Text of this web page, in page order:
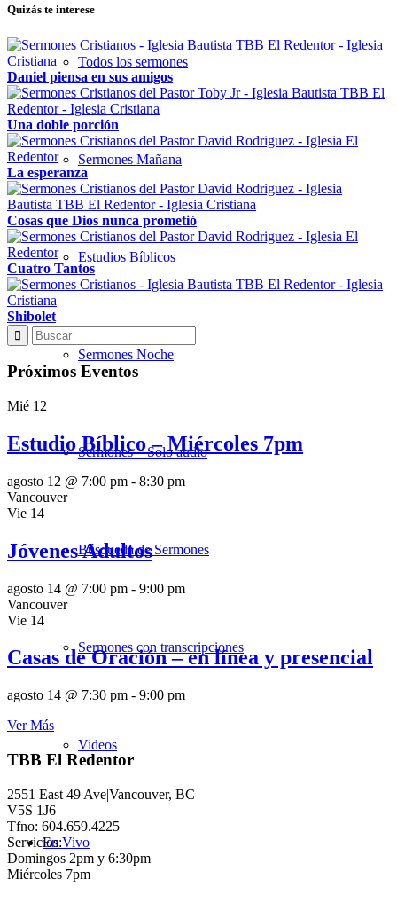
Todos los sermones
Sermones Mañana
Estudios Bíblicos
Sermones Noche
Sermones – Solo audio
Búsqueda de Sermones
Sermones con transcripciones
Videos
En Vivo
Quizás te interese
Daniel piensa en sus amigos
Una doble porción
La esperanza
Cosas que Dios nunca prometió
Cuatro Tantos
Shibolet
Próximos Eventos
Mié 12
Estudio Bíblico – Miércoles 7pm
agosto 12 @ 7:00 pm - 8:30 pm
Vancouver
Vie 14
Jóvenes Adultos
agosto 14 @ 7:00 pm - 9:00 pm
Vancouver
Vie 14
Casas de Oración – en línea y presencial
agosto 14 @ 7:30 pm - 9:00 pm
Ver Más
TBB El Redentor
2551 East 49 Ave|Vancouver, BC
V5S 1J6
Tfno: 604.659.4225
Servicios:
Domingos 2pm y 6:30pm
Miércoles 7pm